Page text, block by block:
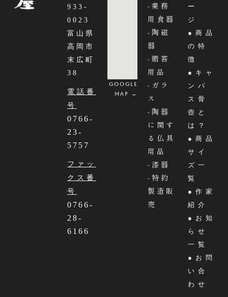
933-
0023
富山県
高岡市
末広町
38
電話番
号
0766-
23-
5757
ファッ
クス番
号
0766-
28-
6166
Google
MAP →
-業務
用食器
-陶磁
器
-贈答
用品
-ガラ
ス
-陶器
に関す
る仏具
用品
-漆器
-特約
製造販
売
ー
ジ
●商品
の特
徴
●キャ
ンパ
ス骨
壺と
は？
●商品
サイ
ズ一
覧
●作家
紹介
●お知
らせ
一覧
●お問
い合
わせ